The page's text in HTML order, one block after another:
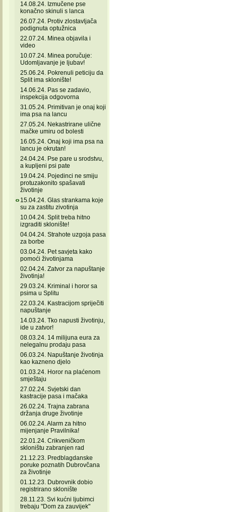
14.08.24. Izmučene pse
konačno skinuli s lanca
26.07.24. Protiv zlostavljača
podignuta optužnica
22.07.24. Minea objavila i
video
10.07.24. Minea poručuje:
Udomljavanje je ljubav!
25.06.24. Pokrenuli peticiju da
Split ima sklonište!
14.06.24. Pas se zadavio,
inspekcija odgovorna
31.05.24. Primitivan je onaj koji
ima psa na lancu
27.05.24. Nekastrirane ulične
mačke umiru od bolesti
16.05.24. Onaj koji ima psa na
lancu je okrutan!
24.04.24. Pse pare u srodstvu,
a kupljeni psi pate
19.04.24. Pojedinci ne smiju
protuzakonito spašavati
životinje
15.04.24. Glas strankama koje
su za zastitu zivotinja
10.04.24. Split treba hitno
izgraditi sklonište!
04.04.24. Strahote uzgoja pasa
za borbe
03.04.24. Pet savjeta kako
pomoći životinjama
02.04.24. Zatvor za napuštanje
životinja!
29.03.24. Kriminal i horor sa
psima u Splitu
22.03.24. Kastracijom spriječiti
napuštanje
14.03.24. Tko napusti životinju,
ide u zatvor!
08.03.24. 14 milijuna eura za
nelegalnu prodaju pasa
06.03.24. Napuštanje životinja
kao kazneno djelo
01.03.24. Horor na plaćenom
smještaju
27.02.24. Svjetski dan
kastracije pasa i mačaka
26.02.24. Trajna zabrana
držanja druge životinje
06.02.24. Alarm za hitno
mijenjanje Pravilnika!
22.01.24. Crikveničkom
skloništu zabranjen rad
21.12.23. Predblagdanske
poruke poznatih Dubrovčana
za životinje
01.12.23. Dubrovnik dobio
registrirano sklonište
28.11.23. Svi kućni ljubimci
trebaju "Dom za zauvijek"